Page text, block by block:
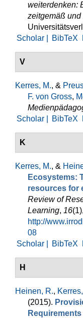
weiterdenken:
zeitgemäß
Scholar |
BibTeX
V
Kerres, M., &
F. von Gross,
Scholar |
BibTeX
K
Kerres, M., &
Ecosystems:
resources for
Review of
Learning, 16
http://
08
Scholar |
BibTeX
H
Heinen, R.,
(2015).